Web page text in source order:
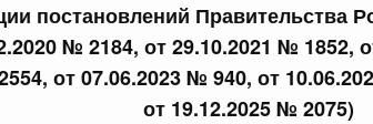
постановлений Правительства
№ 2184, от 29.10.2021 № 1852,
от 07.06.2023 № 940, от
от 19.12.2025 № 2075)
июля, пятница
Федерации от 24.07.2026 г. № 933